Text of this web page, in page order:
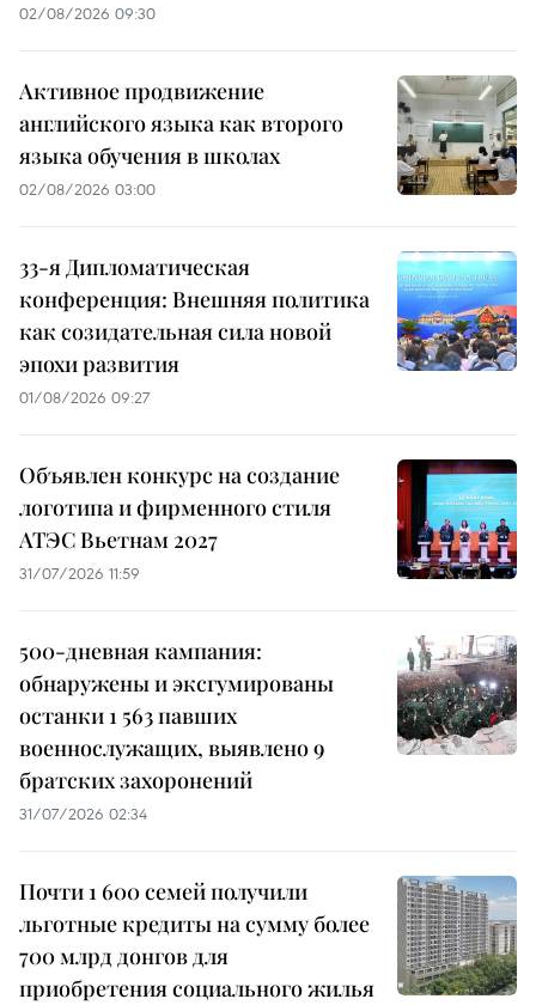
02/08/2026 09:30
Активное продвижение
английского языка как второго
языка обучения в школах
02/08/2026 03:00
33-я Дипломатическая
конференция: Внешняя политика
как созидательная сила новой
эпохи развития
01/08/2026 09:27
Объявлен конкурс на создание
логотипа и фирменного стиля
АТЭС Вьетнам 2027
31/07/2026 11:59
500-дневная кампания:
обнаружены и эксгумированы
останки 1 563 павших
военнослужащих, выявлено 9
братских захоронений
31/07/2026 02:34
Почти 1 600 семей получили
льготные кредиты на сумму более
700 млрд донгов для
приобретения социального жилья